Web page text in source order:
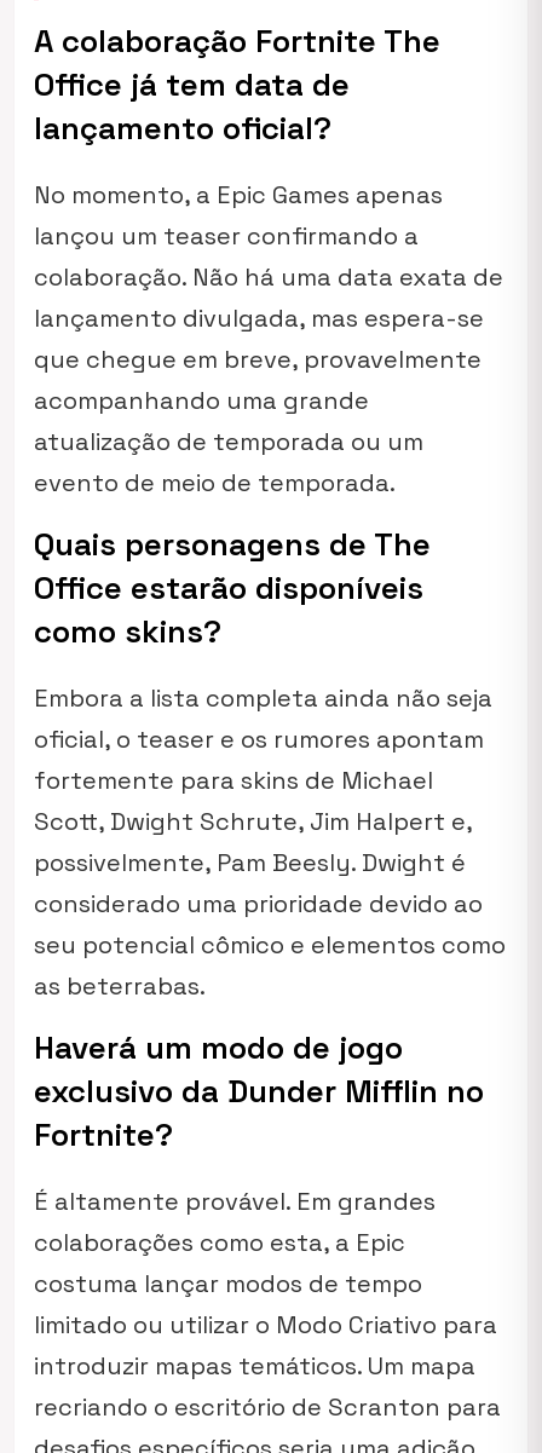
A colaboração Fortnite The
Office já tem data de
lançamento oficial?
No momento, a Epic Games apenas
lançou um teaser confirmando a
colaboração. Não há uma data exata de
lançamento divulgada, mas espera-se
que chegue em breve, provavelmente
acompanhando uma grande
atualização de temporada ou um
evento de meio de temporada.
Quais personagens de The
Office estarão disponíveis
como skins?
Embora a lista completa ainda não seja
oficial, o teaser e os rumores apontam
fortemente para skins de Michael
Scott, Dwight Schrute, Jim Halpert e,
possivelmente, Pam Beesly. Dwight é
considerado uma prioridade devido ao
seu potencial cômico e elementos como
as beterrabas.
Haverá um modo de jogo
exclusivo da Dunder Mifflin no
Fortnite?
É altamente provável. Em grandes
colaborações como esta, a Epic
costuma lançar modos de tempo
limitado ou utilizar o Modo Criativo para
introduzir mapas temáticos. Um mapa
recriando o escritório de Scranton para